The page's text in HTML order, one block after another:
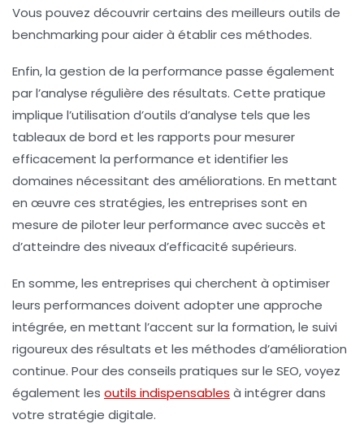
Vous pouvez découvrir certains des meilleurs outils de
benchmarking pour aider à établir ces méthodes.
Enfin, la gestion de la performance passe également
par l’analyse régulière des résultats. Cette pratique
implique l’utilisation d’outils d’analyse tels que les
tableaux de bord et les rapports pour mesurer
efficacement la performance et identifier les
domaines nécessitant des améliorations. En mettant
en œuvre ces stratégies, les entreprises sont en
mesure de piloter leur performance avec succès et
d’atteindre des niveaux d’efficacité supérieurs.
En somme, les entreprises qui cherchent à optimiser
leurs performances doivent adopter une approche
intégrée, en mettant l’accent sur la formation, le suivi
rigoureux des résultats et les méthodes d’amélioration
continue. Pour des conseils pratiques sur le SEO, voyez
également les outils indispensables à intégrer dans
votre stratégie digitale.